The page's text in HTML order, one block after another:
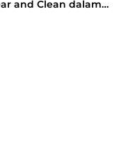
and Clean dalam